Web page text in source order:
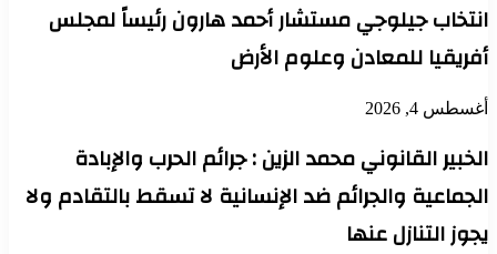
انتخاب جيلوجي مستشار أحمد هارون رئيساً لمجلس
أفريقيا للمعادن وعلوم الأرض
أغسطس 4, 2026
الخبير القانوني محمد الزين : جرائم الحرب والإبادة
الجماعية والجرائم ضد الإنسانية لا تسقط بالتقادم ولا
يجوز التنازل عنها